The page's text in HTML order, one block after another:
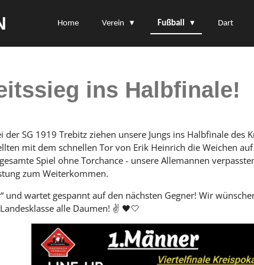
Home Verein Fußball Dart
ins Halbfinale!
SG 1919 Trebitz ziehen unsere Jungs ins Halbfinale
mit dem schnellen Tor von Erik Heinrich die Weichen
Spiel ohne Torchance - unsere Allemannen
zum Weiterkommen.
und wartet gespannt auf den nächsten Gegner! Wir
alle Daumen! ✌️ 🖤🤍